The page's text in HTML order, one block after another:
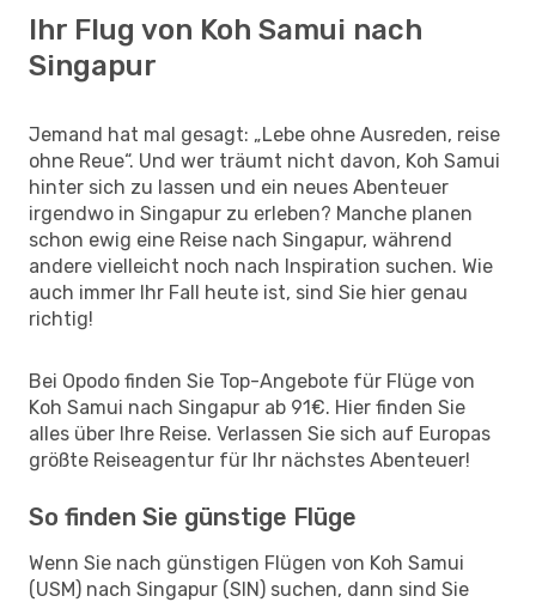
Ihr Flug von Koh Samui nach
Singapur
Jemand hat mal gesagt: „Lebe ohne Ausreden, reise
ohne Reue“. Und wer träumt nicht davon, Koh Samui
hinter sich zu lassen und ein neues Abenteuer
irgendwo in Singapur zu erleben? Manche planen
schon ewig eine Reise nach Singapur, während
andere vielleicht noch nach Inspiration suchen. Wie
auch immer Ihr Fall heute ist, sind Sie hier genau
richtig!
Bei Opodo finden Sie Top-Angebote für Flüge von
Koh Samui nach Singapur ab 91€. Hier finden Sie
alles über Ihre Reise. Verlassen Sie sich auf Europas
größte Reiseagentur für Ihr nächstes Abenteuer!
So finden Sie günstige Flüge
Wenn Sie nach günstigen Flügen von Koh Samui
(USM) nach Singapur (SIN) suchen, dann sind Sie